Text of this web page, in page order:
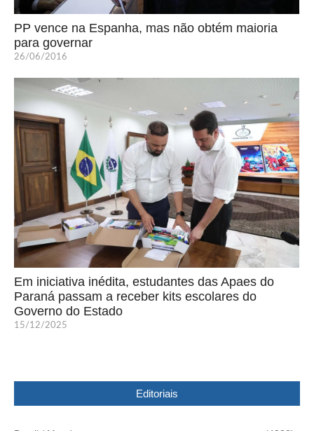
PP vence na Espanha, mas não obtém maioria
para governar
26/06/2016
Em iniciativa inédita, estudantes das Apaes do
Paraná passam a receber kits escolares do
Governo do Estado
15/12/2025
Editoriais